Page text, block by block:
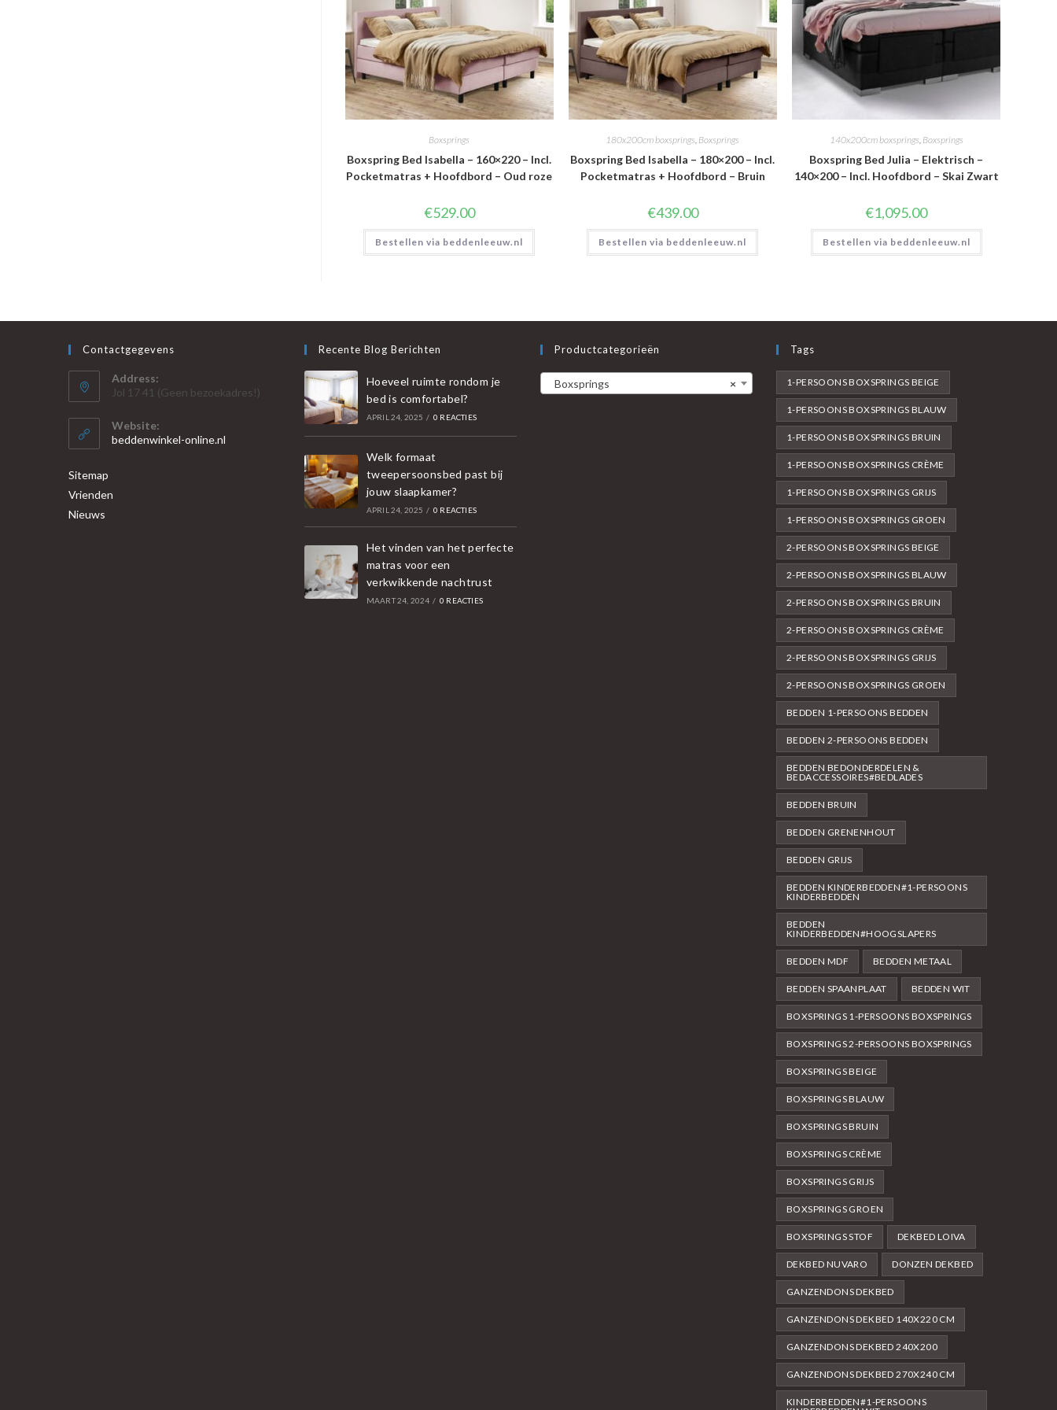
Boxsprings
Boxspring Bed Isabella – 160×220 – Incl.
Pocketmatras + Hoofdbord – Oud roze
€529.00
Bestellen via beddenleeuw.nl
180x200cm boxsprings, Boxsprings
Boxspring Bed Isabella – 180×200 – Incl.
Pocketmatras + Hoofdbord – Bruin
€439.00
Bestellen via beddenleeuw.nl
140x200cm boxsprings, Boxsprings
Boxspring Bed Julia – Elektrisch –
140×200 – Incl. Hoofdbord – Skai Zwart
€1,095.00
Bestellen via beddenleeuw.nl
Contactgegevens
Address:
Jol 17 41 (Geen bezoekadres!)
Website:
beddenwinkel-online.nl
Sitemap
Vrienden
Nieuws
Recente Blog Berichten
Hoeveel ruimte rondom je
bed is comfortabel?
APRIL 24, 2025 / 0 REACTIES
Welk formaat
tweepersoonsbed past bij
jouw slaapkamer?
APRIL 24, 2025 / 0 REACTIES
Het vinden van het perfecte
matras voor een
verkwikkende nachtrust
MAART 24, 2024 / 0 REACTIES
Productcategorieën
×
Boxsprings
Tags
1-PERSOONS BOXSPRINGS BEIGE
1-PERSOONS BOXSPRINGS BLAUW
1-PERSOONS BOXSPRINGS BRUIN
1-PERSOONS BOXSPRINGS CRÈME
1-PERSOONS BOXSPRINGS GRIJS
1-PERSOONS BOXSPRINGS GROEN
2-PERSOONS BOXSPRINGS BEIGE
2-PERSOONS BOXSPRINGS BLAUW
2-PERSOONS BOXSPRINGS BRUIN
2-PERSOONS BOXSPRINGS CRÈME
2-PERSOONS BOXSPRINGS GRIJS
2-PERSOONS BOXSPRINGS GROEN
BEDDEN 1-PERSOONS BEDDEN
BEDDEN 2-PERSOONS BEDDEN
BEDDEN BEDONDERDELEN &
BEDACCESSOIRES#BEDLADES
BEDDEN BRUIN
BEDDEN GRENENHOUT
BEDDEN GRIJS
BEDDEN KINDERBEDDEN#1-PERSOONS
KINDERBEDDEN
BEDDEN
KINDERBEDDEN#HOOGSLAPERS
BEDDEN MDF BEDDEN METAAL
BEDDEN SPAANPLAAT BEDDEN WIT
BOXSPRINGS 1-PERSOONS BOXSPRINGS
BOXSPRINGS 2-PERSOONS BOXSPRINGS
BOXSPRINGS BEIGE
BOXSPRINGS BLAUW
BOXSPRINGS BRUIN
BOXSPRINGS CRÈME
BOXSPRINGS GRIJS
BOXSPRINGS GROEN
BOXSPRINGS STOF DEKBED LOIVA
DEKBED NUVARO DONZEN DEKBED
GANZENDONS DEKBED
GANZENDONS DEKBED 140X220 CM
GANZENDONS DEKBED 240X200
GANZENDONS DEKBED 270X240 CM
KINDERBEDDEN#1-PERSOONS